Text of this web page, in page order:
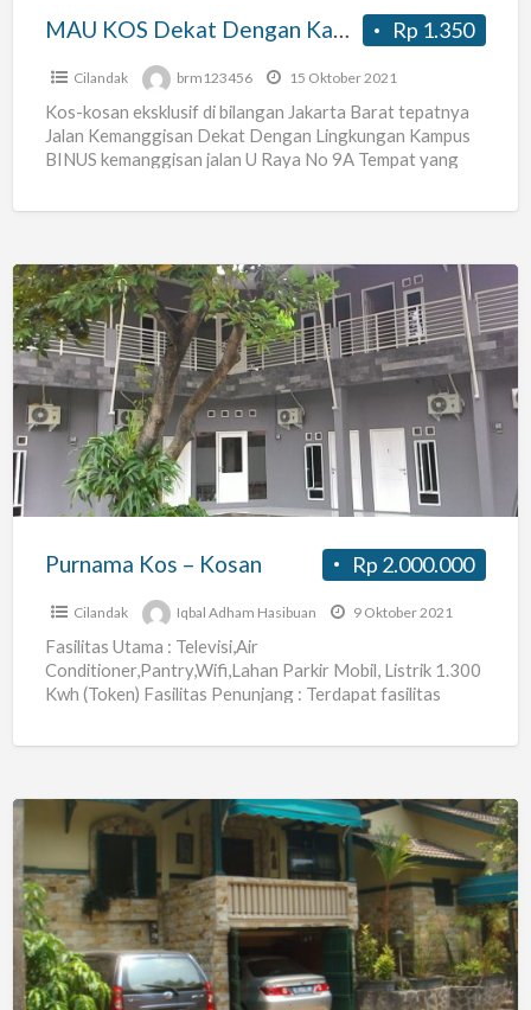
Jalan
Raya
Kemanggisan
Rp 1.350
MAU KOS Dekat Dengan Kampus BINUS Hanya Kos Jalan U Raya 9A Kemanggisan
Cilandak brm123456 15 Oktober 2021
Kos-kosan eksklusif di bilangan Jakarta Barat tepatnya
Jalan Kemanggisan Dekat Dengan Lingkungan Kampus
BINUS kemanggisan jalan U Raya No 9A Tempat yang
Purnama
Kos
–
Kosan
Rp 2.000.000
Purnama Kos – Kosan
Cilandak Iqbal Adham Hasibuan 9 Oktober 2021
Fasilitas Utama : Televisi,Air
Conditioner,Pantry,Wifi,Lahan Parkir Mobil, Listrik 1.300
Kwh (Token) Fasilitas Penunjang : Terdapat fasilitas
Wanita
Jakarta
Selatan